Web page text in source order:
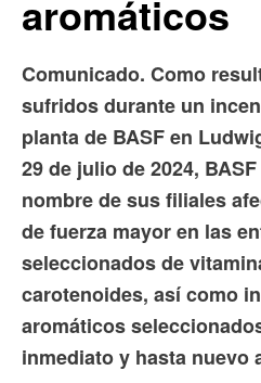
aromáticos
Comunicado. Como
sufridos durante un
planta de BASF en
29 de julio de 2024,
nombre de sus filiales
de fuerza mayor en las
seleccionados de
carotenoides, así como
aromáticos
inmediato y hasta nuevo